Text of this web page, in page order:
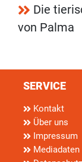
Die
von Palma
SERVICE
Kontakt
Über uns
Impressum
Mediadaten